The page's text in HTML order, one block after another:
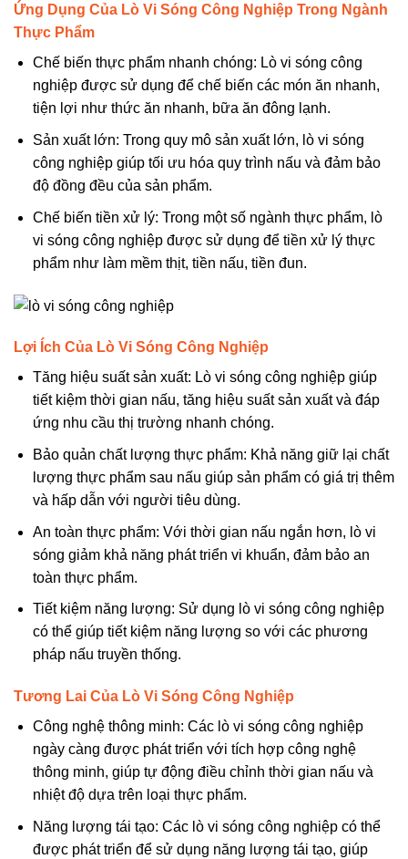
Ứng Dụng Của Lò Vi Sóng Công Nghiệp Trong Ngành
Thực Phẩm
Chế biến thực phẩm nhanh chóng: Lò vi sóng công
nghiệp được sử dụng để chế biến các món ăn nhanh,
tiện lợi như thức ăn nhanh, bữa ăn đông lạnh.
Sản xuất lớn: Trong quy mô sản xuất lớn, lò vi sóng
công nghiệp giúp tối ưu hóa quy trình nấu và đảm bảo
độ đồng đều của sản phẩm.
Chế biến tiền xử lý: Trong một số ngành thực phẩm, lò
vi sóng công nghiệp được sử dụng để tiền xử lý thực
phẩm như làm mềm thịt, tiền nấu, tiền đun.
Lợi Ích Của Lò Vi Sóng Công Nghiệp
Tăng hiệu suất sản xuất: Lò vi sóng công nghiệp giúp
tiết kiệm thời gian nấu, tăng hiệu suất sản xuất và đáp
ứng nhu cầu thị trường nhanh chóng.
Bảo quản chất lượng thực phẩm: Khả năng giữ lại chất
lượng thực phẩm sau nấu giúp sản phẩm có giá trị thêm
và hấp dẫn với người tiêu dùng.
An toàn thực phẩm: Với thời gian nấu ngắn hơn, lò vi
sóng giảm khả năng phát triển vi khuẩn, đảm bảo an
toàn thực phẩm.
Tiết kiệm năng lượng: Sử dụng lò vi sóng công nghiệp
có thể giúp tiết kiệm năng lượng so với các phương
pháp nấu truyền thống.
Tương Lai Của Lò Vi Sóng Công Nghiệp
Công nghệ thông minh: Các lò vi sóng công nghiệp
ngày càng được phát triển với tích hợp công nghệ
thông minh, giúp tự động điều chỉnh thời gian nấu và
nhiệt độ dựa trên loại thực phẩm.
Năng lượng tái tạo: Các lò vi sóng công nghiệp có thể
được phát triển để sử dụng năng lượng tái tạo, giúp